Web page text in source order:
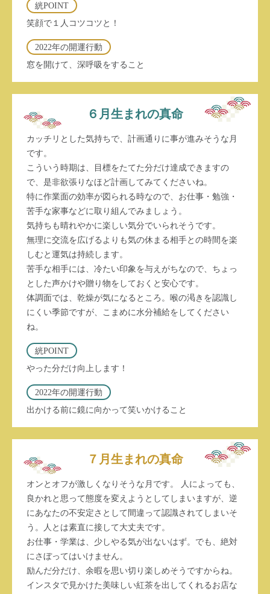
絖POINT
笑顔で１人コツコツと！
2022年の開運行動
窓を開けて、深呼吸をすること
６月生まれの真命
カッチリとした気持ちで、計画通りに事が進みそうな月
です。
こういう時期は、目標をたてた分だけ達成できますの
で、是非欲張りなほど計画してみてくださいね。
特に作業面の効率が図られる時なので、お仕事・勉強・
苦手な家事などに取り組んでみましょう。
気持ちも晴れやかに楽しい気分でいられそうです。
無理に交流を広げるよりも気の休まる相手との時間を楽
しむと運気は持続します。
苦手な相手には、冷たい印象を与えがちなので、ちょっ
とした声かけや贈り物をしておくと安心です。
体調面では、乾燥が気になるところ。喉の渇きを認識し
にくい季節ですが、こまめに水分補給をしてください
ね。
絖POINT
やった分だけ向上します！
2022年の開運行動
出かける前に鏡に向かって笑いかけること
７月生まれの真命
オンとオフが激しくなりそうな月です。 人によっても、
良かれと思って態度を変えようとしてしまいますが、逆
にあなたの不安定さとして間違って認識されてしまいそ
う。人とは素直に接して大丈夫です。
お仕事・学業は、少しやる気が出ないはず。でも、絶対
にさぼってはいけません。
励んだ分だけ、余暇を思い切り楽しめそうですからね。
インスタで見かけた美味しい紅茶を出してくれるお店な